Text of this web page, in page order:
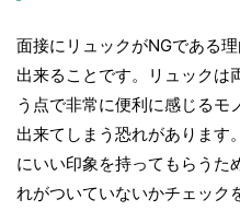
面接にリュックがNGである
出来ることです。リュックは
う点で非常に便利に感じるモ
出来てしまう恐れがあります
にいい印象を持ってもらうた
れがついていないかチェック